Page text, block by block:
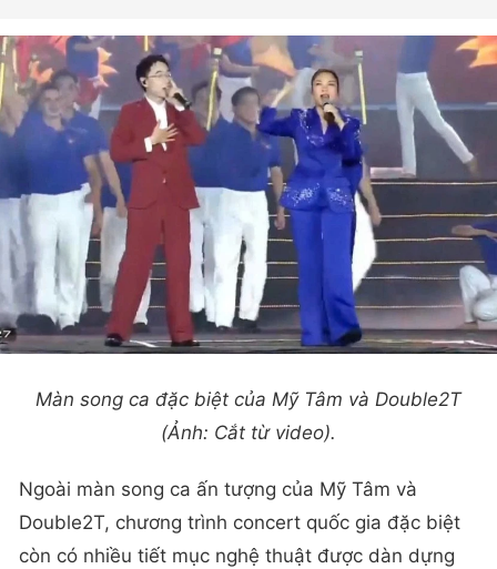
Màn song ca đặc biệt của Mỹ Tâm và Double2T
(Ảnh: Cắt từ video).
Ngoài màn song ca ấn tượng của Mỹ Tâm và
Double2T, chương trình concert quốc gia đặc biệt
còn có nhiều tiết mục nghệ thuật được dàn dựng